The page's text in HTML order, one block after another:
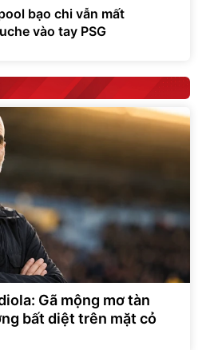
bạo chi vẫn mất
vào tay PSG
Gã mộng mơ tàn
bất diệt trên mặt cỏ